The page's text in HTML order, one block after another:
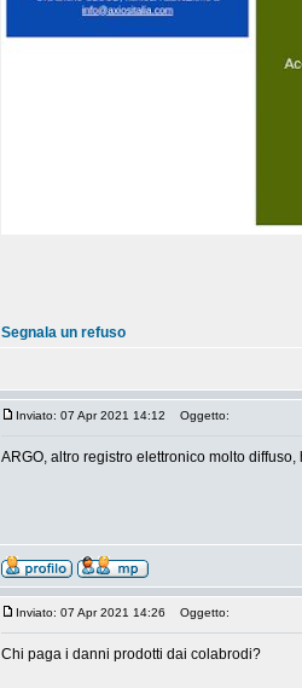
Segnala un refuso
Inviato: 07 Apr 2021 14:12 Oggetto:
ARGO, altro registro elettronico molto
Inviato: 07 Apr 2021 14:26 Oggetto:
Chi paga i danni prodotti dai colabrodi?